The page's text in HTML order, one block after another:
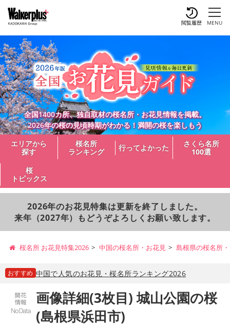
MENU
閲覧履歴
全国1400カ所、独自取材の桜名所・お花見情報を掲載。
2026年の桜の見頃時期がわかる！満開の桜を楽しもう
エリアから
探す
桜名所
ランキング
行ってよかった
さくら名所
100選
桜
トピックス
2026年のお花見特集は更新を終了しました。
来年（2027年）もどうぞよろしくお願い致します。
桜名所 お花見特集2026 中国の桜名所・お花見 島根県の桜名所
おすすめ 中国で人気のお花見・桜名所ランキング2026
画像詳細(3枚目) 城山公園の桜
(島根県浜田市)